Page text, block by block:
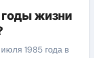
жизни
1985 года в